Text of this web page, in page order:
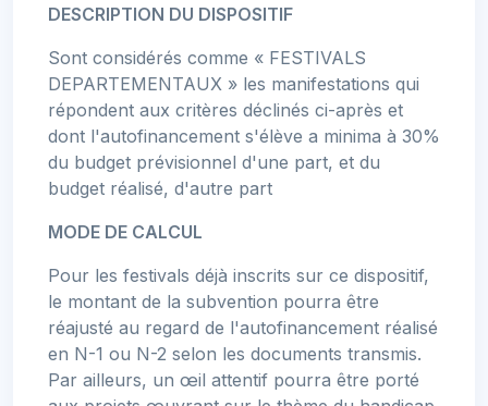
DESCRIPTION DU DISPOSITIF
Sont considérés comme « FESTIVALS
DEPARTEMENTAUX » les manifestations qui
répondent aux critères déclinés ci-après et
dont l'autofinancement s'élève a minima à 30%
du budget prévisionnel d'une part, et du
budget réalisé, d'autre part
MODE DE CALCUL
Pour les festivals déjà inscrits sur ce dispositif,
le montant de la subvention pourra être
réajusté au regard de l'autofinancement réalisé
en N-1 ou N-2 selon les documents transmis.
Par ailleurs, un œil attentif pourra être porté